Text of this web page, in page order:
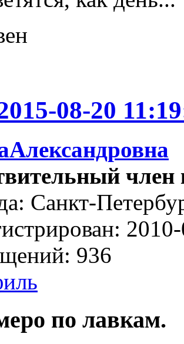
08-20
член
Cанкт-
936
по лавкам.